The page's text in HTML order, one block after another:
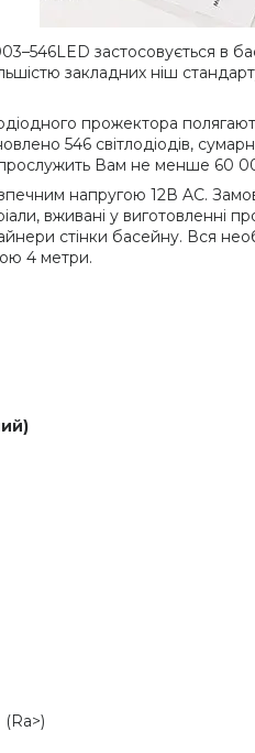
застосовується в
закладних ніш
прожектора
546 світлодіодів,
Вам не менше 60
напругою 12В AC.
вживані у виготовленні
стінки басейну. Вся
4 метри.